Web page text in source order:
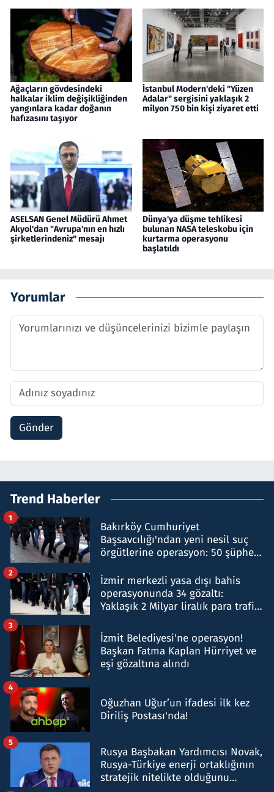
Ağaçların gövdesindeki
halkalar iklim değişikliğinden
yangınlara kadar doğanın
hafızasını taşıyor
İstanbul Modern'deki "Yüzen
Adalar" sergisini yaklaşık 2
milyon 750 bin kişi ziyaret etti
ASELSAN Genel Müdürü Ahmet
Akyol'dan "Avrupa'nın en hızlı
şirketlerindeniz" mesajı
Dünya'ya düşme tehlikesi
bulunan NASA teleskobu için
kurtarma operasyonu
başlatıldı
Yorumlar
Gönder
Trend Haberler
Bakırköy Cumhuriyet
Başsavcılığı'ndan yeni nesil suç
örgütlerine operasyon: 50 şüpheli
1
İzmir merkezli yasa dışı bahis
operasyonunda 34 gözaltı:
Yaklaşık 2 Milyar liralık para trafiği
2
İzmit Belediyesi'ne operasyon!
Başkan Fatma Kaplan Hürriyet ve
eşi gözaltına alındı
3
Oğuzhan Uğur’un ifadesi ilk kez
Diriliş Postası'nda!
4
Rusya Başbakan Yardımcısı Novak,
Rusya-Türkiye enerji ortaklığının
stratejik nitelikte olduğunu
5